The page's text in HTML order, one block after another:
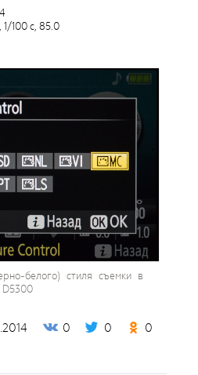
1/100 с, 85.0
белого) стиля съемки в
D5300
0 0
0